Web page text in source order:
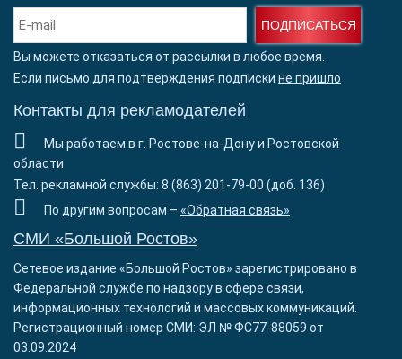
ПОДПИСАТЬСЯ
Вы можете отказаться от рассылки в любое время.
Если письмо для подтверждения подписки не пришло
Контакты для рекламодателей
Мы работаем в г. Ростове-на-Дону и Ростовской
области
Тел. рекламной службы: 8 (863) 201-79-00 (доб. 136)
По другим вопросам – «Обратная связь»
СМИ «Большой Ростов»
Сетевое издание «Большой Ростов» зарегистрировано в
Федеральной службе по надзору в сфере связи,
информационных технологий и массовых коммуникаций.
Регистрационный номер СМИ: ЭЛ № ФС77-88059 от
03.09.2024